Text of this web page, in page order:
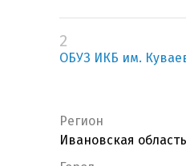
2
ОБУЗ ИКБ им.
Регион
Ивановская область